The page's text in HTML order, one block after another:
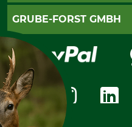
Widerrufsrecht
Widerrufsformular
Datenschutz
Zahlungsarten
PayPal
Kreditkarte
Rechnung
Vorkasse
GRUBE-FORST GMBH
Karriere
Über uns
Messetermine
Community
International